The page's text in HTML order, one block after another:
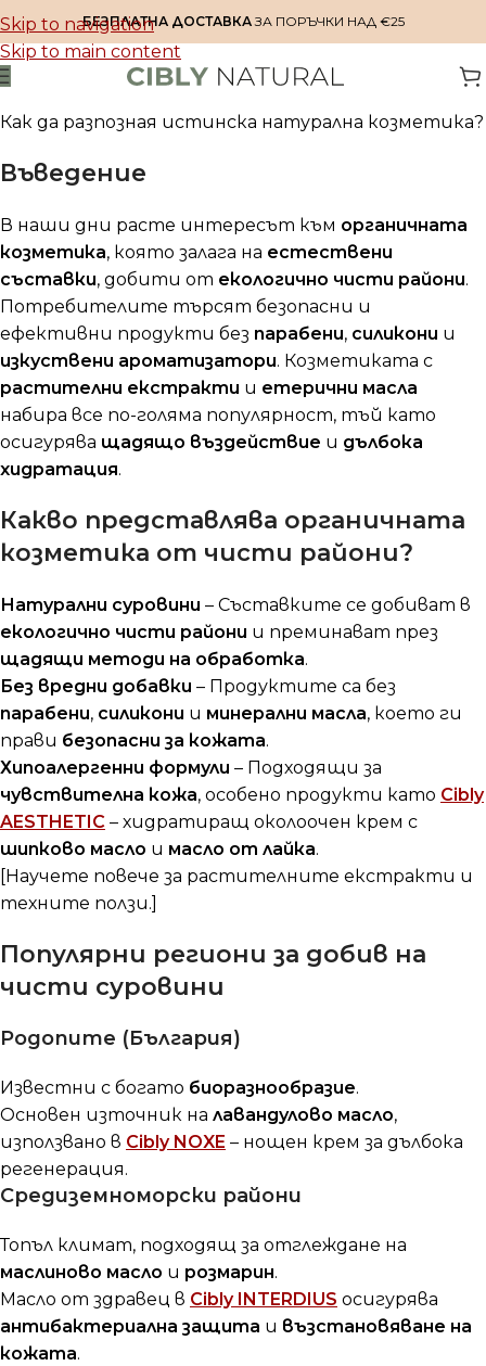
Skip to navigation
Skip to main content
БЕЗПЛАТНА ДОСТАВКАЗА ПОРЪЧКИ НАД €25
Как да разпозная истинска натурална козметика?
Въведение
В наши дни расте интересът към органичната
козметика, която залага на естествени
съставки, добити от екологично чисти райони.
Потребителите търсят безопасни и
ефективни продукти без парабени, силикони и
изкуствени ароматизатори. Козметиката с
растителни екстракти и етерични масла
набира все по-голяма популярност, тъй като
осигурява щадящо въздействие и дълбока
хидратация.
Какво представлява органичната
козметика от чисти райони?
Натурални суровини – Съставките се добиват в
екологично чисти райони и преминават през
щадящи методи на обработка.
Без вредни добавки – Продуктите са без
парабени, силикони и минерални масла, което ги
прави безопасни за кожата.
Хипоалергенни формули – Подходящи за
чувствителна кожа, особено продукти като Cibly
AESTHETIC – хидратиращ околоочен крем с
шипково масло и масло от лайка.
[Научете повече за растителните екстракти и
техните ползи.]
Популярни региони за добив на
чисти суровини
Родопите (България)
Известни с богато биоразнообразие.
Основен източник на лавандулово масло,
използвано в Cibly NOXE – нощен крем за дълбока
регенерация.
Средиземноморски райони
Топъл климат, подходящ за отглеждане на
маслиново масло и розмарин.
Масло от здравец в Cibly INTERDIUS осигурява
антибактериална защита и възстановяване на
кожата.